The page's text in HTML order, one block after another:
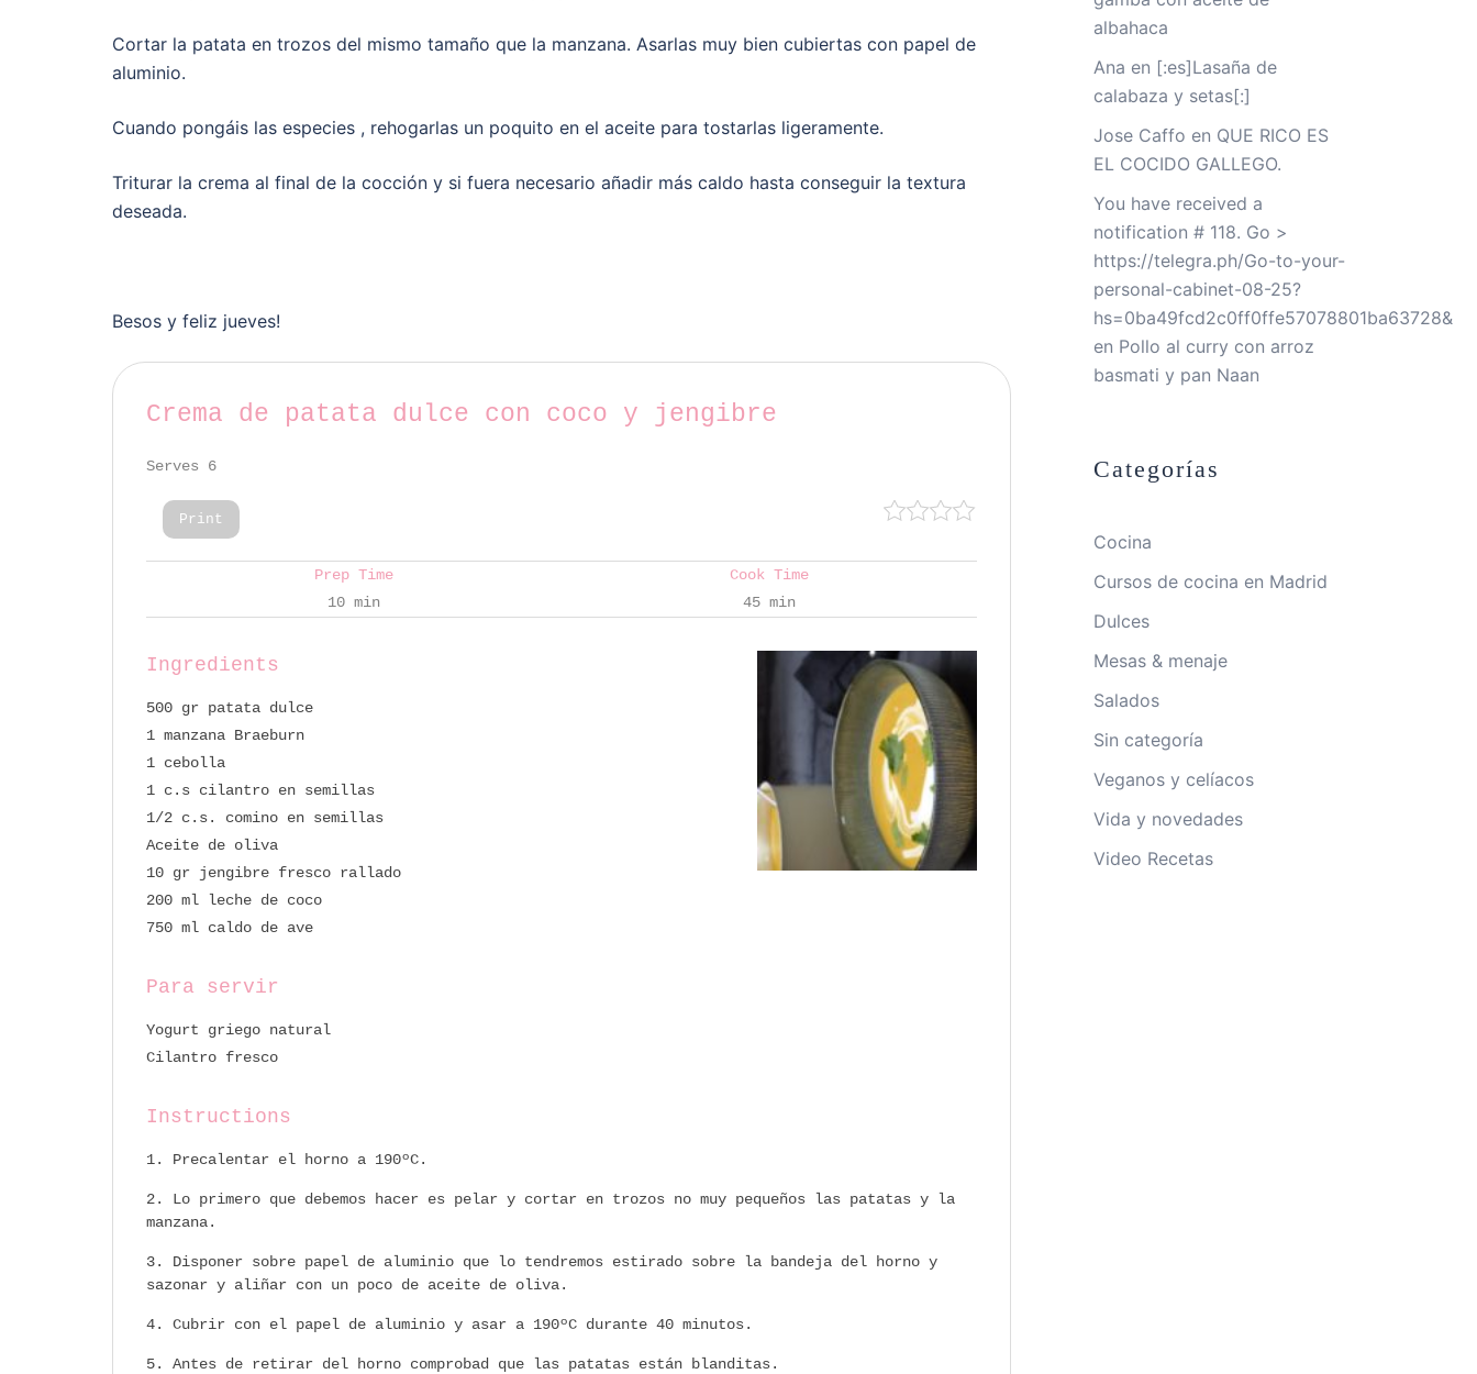
Cortar la patata en trozos del mismo tamaño que la manzana. Asarlas muy bien cubiertas con papel de
aluminio.
Cuando pongáis las especies , rehogarlas un poquito en el aceite para tostarlas ligeramente.
Triturar la crema al final de la cocción y si fuera necesario añadir más caldo hasta conseguir la textura
deseada.
Besos y feliz jueves!
Crema de patata dulce con coco y jengibre
Serves 6
Print
Prep Time
10 min
Cook Time
45 min
Ingredients
500 gr patata dulce
1 manzana Braeburn
1 cebolla
1 c.s cilantro en semillas
1/2 c.s. comino en semillas
Aceite de oliva
10 gr jengibre fresco rallado
200 ml leche de coco
750 ml caldo de ave
Para servir
Yogurt griego natural
Cilantro fresco
Instructions
Precalentar el horno a 190ºC.
Lo primero que debemos hacer es pelar y cortar en trozos no muy pequeños las patatas y la
manzana.
Disponer sobre papel de aluminio que lo tendremos estirado sobre la bandeja del horno y
sazonar y aliñar con un poco de aceite de oliva.
Cubrir con el papel de aluminio y asar a 190ºC durante 40 minutos.
Antes de retirar del horno comprobad que las patatas están blanditas.
albahaca
Ana en [:es]Lasaña de
calabaza y setas[:]
Jose Caffo en QUE RICO ES
EL COCIDO GALLEGO.
You have received a
notification # 118. Go >
https://telegra.ph/Go-to-your-
personal-cabinet-08-25?
hs=0ba49fcd2c0ff0ffe57078801ba63728&
en Pollo al curry con arroz
basmati y pan Naan
Categorías
Cocina
Cursos de cocina en Madrid
Dulces
Mesas & menaje
Salados
Sin categoría
Veganos y celíacos
Vida y novedades
Video Recetas